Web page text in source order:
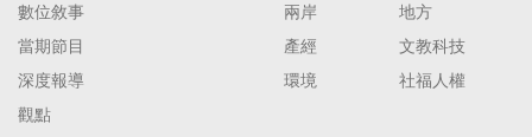
數位敘事
當期節目
深度報導
觀點
兩岸
地方
產經
文教科技
環境
社福人權